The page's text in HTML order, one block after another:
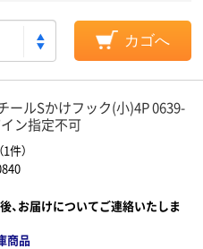
カゴへ
ールSかけフック(小)4P 0639-
ン指定不可
（1件）
、お届けについてご連絡いたしま
商品